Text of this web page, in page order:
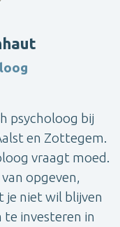
psycholoog bij
en Zottegem.
vraagt moed.
opgeven,
niet wil blijven
investeren in